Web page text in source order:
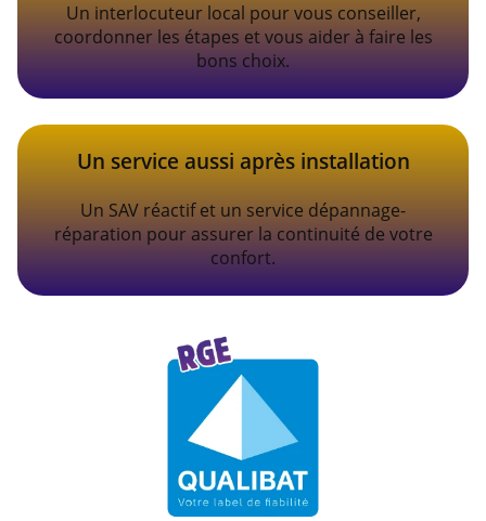
Un interlocuteur local pour vous conseiller,
coordonner les étapes et vous aider à faire les
bons choix.
Un service aussi après installation
Un SAV réactif et un service dépannage-
réparation pour assurer la continuité de votre
confort.